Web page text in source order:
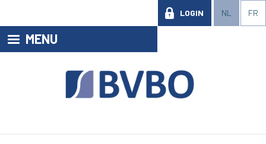
NL FR
LOGIN
MENU